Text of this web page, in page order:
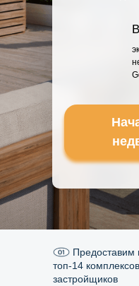
топ-14
застройщиков
Предоставим